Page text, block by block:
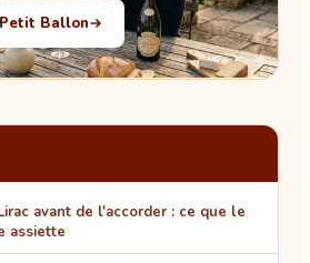
Ballon
avant de l'accorder : ce que le
assiette